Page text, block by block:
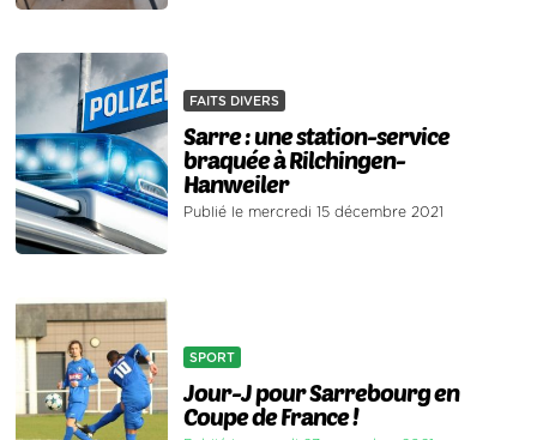
FAITS DIVERS
Sarre : une station-service
braquée à Rilchingen-
Hanweiler
Publié le mercredi 15 décembre 2021
SPORT
Jour-J pour Sarrebourg en
Coupe de France !